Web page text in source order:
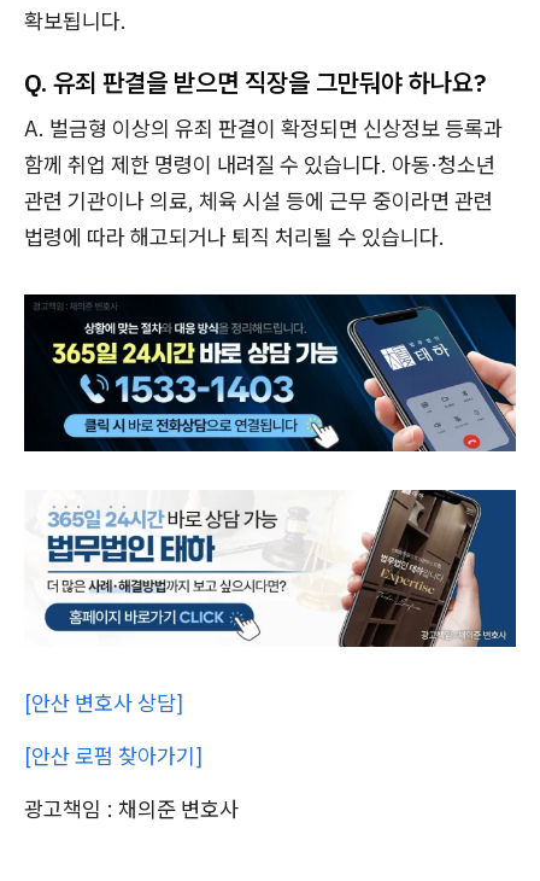
확보됩니다.
Q. 유죄 판결을 받으면 직장을 그만둬야 하나요?
A. 벌금형 이상의 유죄 판결이 확정되면 신상정보 등록과
함께 취업 제한 명령이 내려질 수 있습니다. 아동·청소년
관련 기관이나 의료, 체육 시설 등에 근무 중이라면 관련
법령에 따라 해고되거나 퇴직 처리될 수 있습니다.
[안산 변호사 상담]
[안산 로펌 찾아가기]
광고책임 : 채의준 변호사